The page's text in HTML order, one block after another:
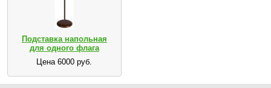
Подставка напольная
для одного флага
Цена 6000 руб.